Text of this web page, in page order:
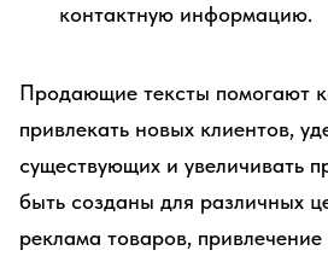
контактную информацию.
Продающие тексты помогают
привлекать новых клиентов,
существующих и увеличивать
быть созданы для различных
реклама товаров,